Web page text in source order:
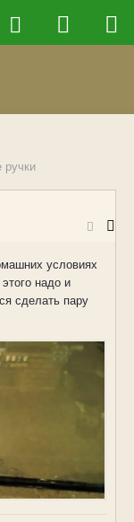
условиях
надо и
сделать пару